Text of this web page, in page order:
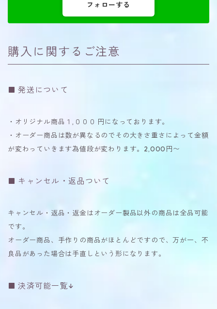
フォローする
購入に関するご注意
発送について
・オリジナル商品１,０００ 円になっております。
・オーダー商品は数が異なるのでその大きさ重さによって金額
が変わっていきます為値段が変わります。2,000円〜
キャンセル・返品ついて
キャンセル・返品・返金はオーダー製品以外の商品は全品可能
です。
オーダー商品、手作りの商品がほとんどですので、万が一、不
良品があった場合は手直しという形になります。
決済可能一覧↓